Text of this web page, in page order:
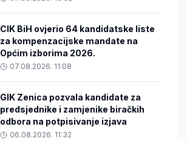
CIK BiH ovjerio 64 kandidatske liste
za kompenzacijske mandate na
Općim izborima 2026.
07.08.2026. 11:08
GIK Zenica pozvala kandidate za
predsjednike i zamjenike biračkih
odbora na potpisivanje izjava
06.08.2026. 11:32